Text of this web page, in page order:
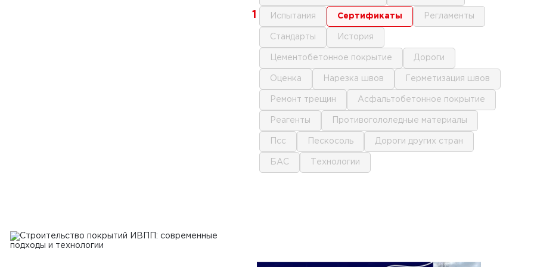
1
работы и обслуживание
испытания сертификаты регламенты
стандарты история
цементобетонное покрытие дороги
оценка нарезка швов герметизация швов
ремонт трещин асфальтобетонное покрытие
реагенты противогололедные материалы
псс пескосоль дороги других стран
БАС технологии